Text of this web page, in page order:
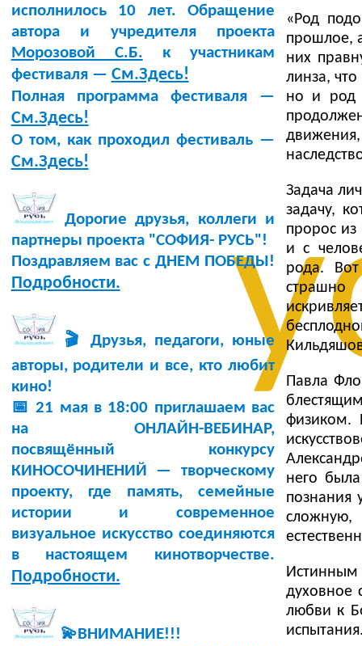
исполнилось 10 лет. Обращение
автора и учредителя проекта
Морозовой С.Б. к участникам
фестиваля — См.Здесь!
Полная программа фестиваля —
См.Здесь!
О том, как проходил фестиваль —
См.Здесь!
Дорогие друзья, коллеги и
партнеры проекта "СОФИЯ- РУСЬ"!
Поздравляем вас с ДНЕМ ПОБЕДЫ!
Подробности.
🎬 Друзья, педагоги, юные
авторы, родители и все, кто любит
кино!
📅 21 мая в 18:00 приглашаем вас
на ОНЛАЙН-ВЕБИНАР,
посвящённый конкурсу
КИНОСОЧИНЕНИЙ — творческому
проекту, где память, семейные
истории и современное
визуальное искусство соединяются
в настоящем кинотворчестве.
Подробности.
💫ВНИМАНИЕ!!!
«Род
прошлое,
них
линза,
но и род
Задача
задачу,
пророс
и с
рода.
страшно
Павла
физиком.
него
познания
духовное
любви к